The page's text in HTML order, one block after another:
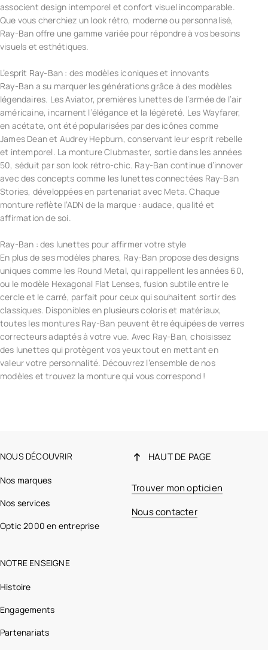
associent design intemporel et confort visuel incomparable.
Que vous cherchiez un look rétro, moderne ou personnalisé,
Ray-Ban offre une gamme variée pour répondre à vos besoins
visuels et esthétiques.
L’esprit Ray-Ban : des modèles iconiques et innovants
Ray-Ban a su marquer les générations grâce à des modèles
légendaires. Les Aviator, premières lunettes de l’armée de l’air
américaine, incarnent l’élégance et la légèreté. Les Wayfarer,
en acétate, ont été popularisées par des icônes comme
James Dean et Audrey Hepburn, conservant leur esprit rebelle
et intemporel. La monture Clubmaster, sortie dans les années
50, séduit par son look rétro-chic. Ray-Ban continue d’innover
avec des concepts comme les lunettes connectées Ray-Ban
Stories, développées en partenariat avec Meta. Chaque
monture reflète l’ADN de la marque : audace, qualité et
affirmation de soi.
Ray-Ban : des lunettes pour affirmer votre style
En plus de ses modèles phares, Ray-Ban propose des designs
uniques comme les Round Metal, qui rappellent les années 60,
ou le modèle Hexagonal Flat Lenses, fusion subtile entre le
cercle et le carré, parfait pour ceux qui souhaitent sortir des
classiques. Disponibles en plusieurs coloris et matériaux,
toutes les montures Ray-Ban peuvent être équipées de verres
correcteurs adaptés à votre vue. Avec Ray-Ban, choisissez
des lunettes qui protègent vos yeux tout en mettant en
valeur votre personnalité. Découvrez l’ensemble de nos
modèles et trouvez la monture qui vous correspond !
NOUS DÉCOUVRIR
Nos marques
Nos services
Optic 2000 en entreprise
NOTRE ENSEIGNE
Histoire
Engagements
Partenariats
HAUT DE PAGE
Trouver mon opticien
Nous contacter